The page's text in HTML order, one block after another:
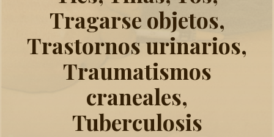
Tragarse objetos,
Trastornos urinarios,
Traumatismos
craneales,
Tuberculosis